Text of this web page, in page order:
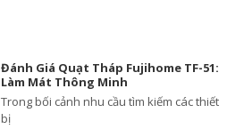
Đánh Giá Quạt Tháp Fujihome TF-51:
Làm Mát Thông Minh
Trong bối cảnh nhu cầu tìm kiếm các thiết
bị